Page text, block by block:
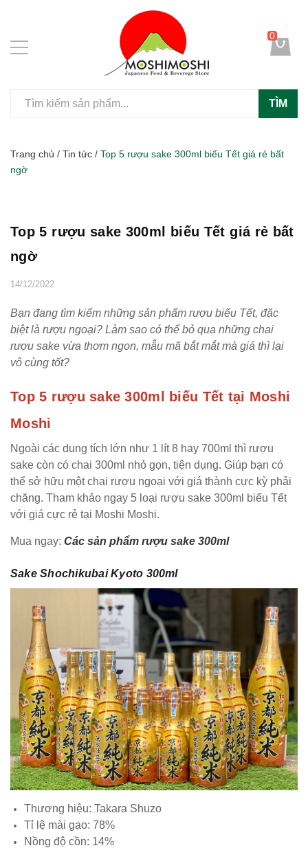
TÌM
0
Trang chủ / Tin tức / Top 5 rượu sake 300ml biếu Tết giá rẻ bất
ngờ
Top 5 rượu sake 300ml biếu Tết giá rẻ bất
ngờ
14/12/2022
Bạn đang tìm kiếm những sản phẩm rượu biếu Tết, đặc
biệt là rượu ngoại? Làm sao có thể bỏ qua những chai
rượu sake vừa thơm ngon, mẫu mã bắt mắt mà giá thì lại
vô cùng tốt?
Top 5 rượu sake 300ml biếu Tết tại Moshi
Moshi
Ngoài các dung tích lớn như 1 lít 8 hay 700ml thì rượu
sake còn có chai 300ml nhỏ gọn, tiện dụng. Giúp bạn có
thể sở hữu một chai rượu ngoại với giá thành cực kỳ phải
chăng. Tham khảo ngay 5 loại rượu sake 300ml biếu Tết
với giá cực rẻ tại Moshi Moshi.
Mua ngay: Các sản phẩm rượu sake 300ml
Sake Shochikubai Kyoto 300ml
Thương hiệu: Takara Shuzo
Tỉ lệ mài gạo: 78%
Nồng độ cồn: 14%